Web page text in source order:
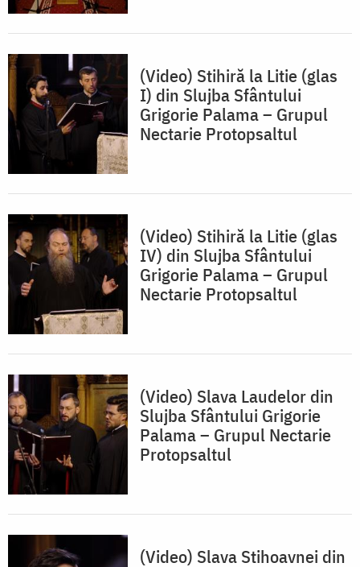
(Video) Stihiră la Litie (glas
I) din Slujba Sfântului
Grigorie Palama – Grupul
Nectarie Protopsaltul
(Video) Stihiră la Litie (glas
IV) din Slujba Sfântului
Grigorie Palama – Grupul
Nectarie Protopsaltul
(Video) Slava Laudelor din
Slujba Sfântului Grigorie
Palama – Grupul Nectarie
Protopsaltul
(Video) Slava Stihoavnei din